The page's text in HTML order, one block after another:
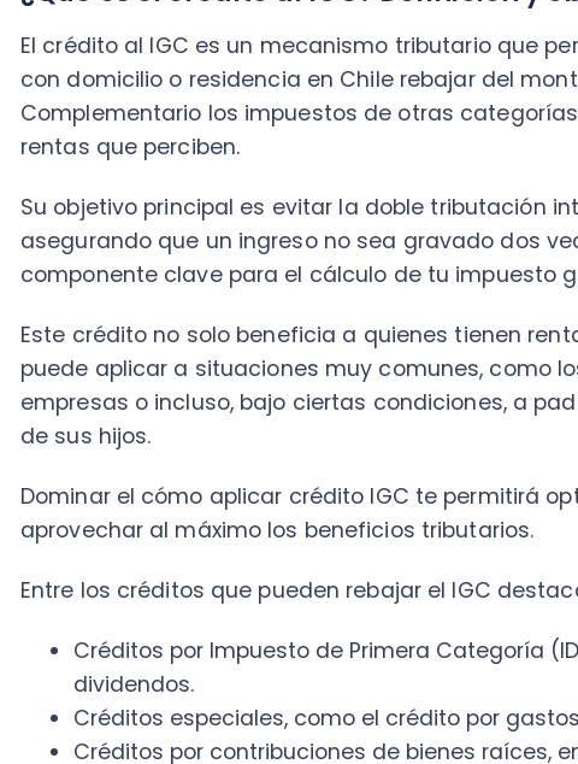
componente clave para el cálculo de tu impuesto global
Este crédito no solo beneficia a quienes tienen rentas
puede aplicar a situaciones muy comunes, como los
empresas o incluso, bajo ciertas condiciones, a padres
de sus hijos.
Dominar el cómo aplicar crédito IGC te permitirá
aprovechar al máximo los beneficios tributarios.
Créditos por Impuesto de Primera Categoría (IDPC)
dividendos.
Créditos especiales, como el crédito por gastos en
Créditos por contribuciones de bienes raíces, en
establecidos por ley.
La lógica es siempre la misma: primero determinas el
y luego imputas los créditos a los que tienes derecho
hasta llegar a cero o, en algunos casos, incluso obtener
Principales tipos de créditos que se
Crédito por Impuesto de Primera Categoría (IDPC)